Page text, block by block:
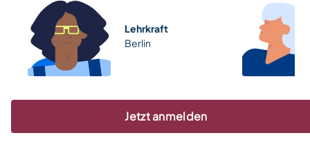
Lehrkraft
Berlin
Jetzt anmelden